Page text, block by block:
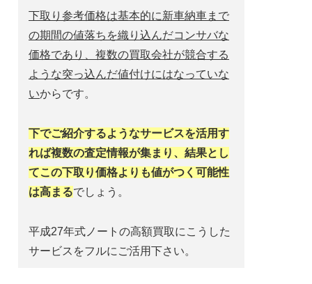
下取り参考価格は基本的に新車納車まで
の期間の値落ちを織り込んだコンサバな
価格であり、複数の買取会社が競合する
ような突っ込んだ値付けにはなっていな
いからです。
下でご紹介するようなサービスを活用す
れば複数の査定情報が集まり、結果とし
てこの下取り価格よりも値がつく可能性
は高まるでしょう。
平成27年式ノートの高額買取にこうした
サービスをフルにご活用下さい。